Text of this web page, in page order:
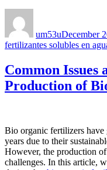
um53uDecember
fertilizantes solubles en
Common Issues
Production of
Bio organic fertilizers have
years due to their
However, the production
challenges. In this article,